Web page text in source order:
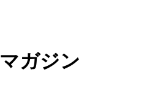
マガジン